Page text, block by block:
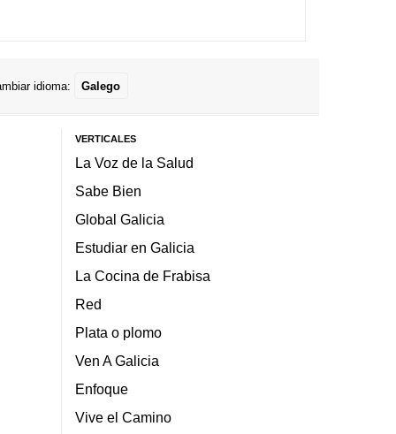
idioma: Galego
VERTICALES
La Voz de la Salud
Sabe Bien
Global Galicia
Estudiar en Galicia
La Cocina de Frabisa
Red
Plata o plomo
Ven A Galicia
Enfoque
Vive el Camino